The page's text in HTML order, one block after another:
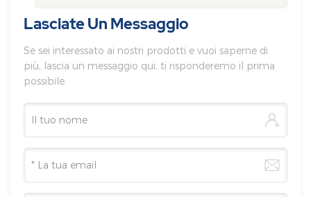
Lasciate Un Messaggio
Se sei interessato ai nostri prodotti e vuoi saperne di
più, lascia un messaggio qui, ti risponderemo il prima
possibile.